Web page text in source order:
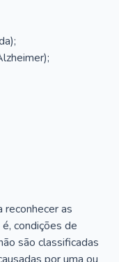
as
condições de
são classificadas